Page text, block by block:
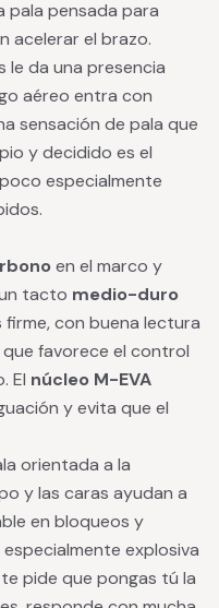
pala pensada para
acelerar el brazo.
le da una presencia
aéreo entra con
sensación de pala que
y decidido es el
especialmente
en el marco y
tacto medio-duro
con buena lectura
favorece el control
El núcleo M-EVA
y evita que el
orientada a la
y las caras ayudan a
en bloqueos y
explosiva
pide que pongas tú la